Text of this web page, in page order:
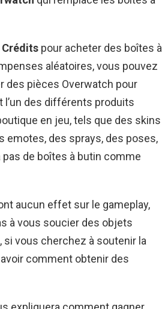
Crédits pour acheter des boîtes à
aléatoires, vous pouvez
des pièces Overwatch pour
des différents produits
en jeu, tels que des skins
emotes, des sprays, des poses,
pas de boîtes à butin comme
aucun effet sur le gameplay,
à vous soucier des objets
si vous cherchez à soutenir la
comment obtenir des